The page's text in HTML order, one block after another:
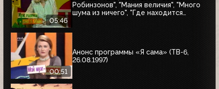
05:46
Робинзонов", "Мания величия", "Много
шума из ничего", "Где находится
00:51
Анонс программы «Я сама» (ТВ-6,
26.08.1997)